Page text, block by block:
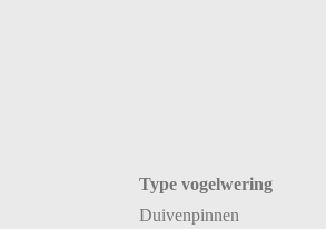
Type vogelwering
Duivenpinnen